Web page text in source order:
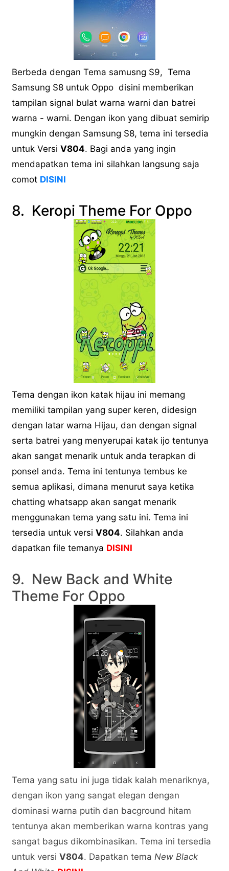
Berbeda dengan Tema samusng S9, Tema
Samsung S8 untuk Oppo disini memberikan
tampilan signal bulat warna warni dan batrei
warna - warni. Dengan ikon yang dibuat semirip
mungkin dengan Samsung S8, tema ini tersedia
untuk VersiV804. Bagi anda yang ingin
mendapatkan tema ini silahkan langsung saja
comot DISINI
8. Keropi Theme For Oppo
Tema dengan ikon katak hijau ini memang
memiliki tampilan yang super keren, didesign
dengan latar warna Hijau, dan dengan signal
serta batrei yang menyerupai katak ijo tentunya
akan sangat menarik untuk anda terapkan di
ponsel anda. Tema ini tentunya tembus ke
semua aplikasi, dimana menurut saya ketika
chatting whatsapp akan sangat menarik
menggunakan tema yang satu ini. Tema ini
tersedia untuk versiV804. Silahkan anda
dapatkan file temanya DISINI
9. New Back and White
Theme For Oppo
Tema yang satu ini juga tidak kalah menariknya,
dengan ikon yang sangat elegan dengan
dominasi warna putih dan bacground hitam
tentunya akan memberikan warna kontras yang
sangat bagus dikombinasikan. Tema ini tersedia
untuk versiV804. Dapatkan tema New Black